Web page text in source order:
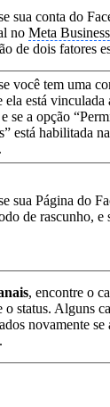
sua conta do
noMeta
de dois fatores
você tem uma
ela está
se a opção
está habilitada
sua Página do
de rascunho, e
, encontre o
o status. Alguns
novamente se